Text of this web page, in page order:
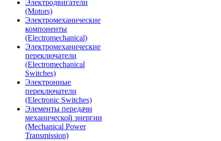
Электродвигатели
(Motors)
Электромеханические
компоненты
(Electromechanical)
Электромеханические
переключатели
(Electromechanical
Switches)
Электронные
переключатели
(Electronic Switches)
Элементы передачи
механической энергии
(Mechanical Power
Transmission)